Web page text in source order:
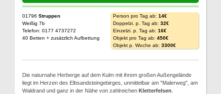
01796 Struppen
Weißig 7b
Telefon: 0177 4737272
40 Betten + zusätzlich Aufbettung
Person pro Tag ab: 14€
Doppelzi. p. Tag ab: 32€
Einzelzi. p. Tag ab: 16€
Objekt pro Tag ab: 450€
Objekt p. Woche ab: 3300€
Die naturnahe Herberge auf dem Kulm mit ihrem großen Außengelände
liegt im Herzen des Elbsandsteingebirges, unmittelbar am "Malerweg", am
Waldrand und ganz in der Nähe von zahlreichen Kletterfelsen